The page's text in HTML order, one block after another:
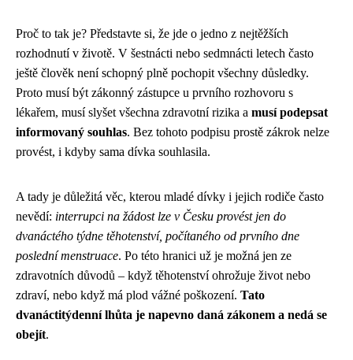
Proč to tak je? Představte si, že jde o jedno z nejtěžších
rozhodnutí v životě. V šestnácti nebo sedmnácti letech často
ještě člověk není schopný plně pochopit všechny důsledky.
Proto musí být zákonný zástupce u prvního rozhovoru s
lékařem, musí slyšet všechna zdravotní rizika a musí podepsat
informovaný souhlas. Bez tohoto podpisu prostě zákrok nelze
provést, i kdyby sama dívka souhlasila.
A tady je důležitá věc, kterou mladé dívky i jejich rodiče často
nevědí: interrupci na žádost lze v Česku provést jen do
dvanáctého týdne těhotenství, počítaného od prvního dne
poslední menstruace. Po této hranici už je možná jen ze
zdravotních důvodů – když těhotenství ohrožuje život nebo
zdraví, nebo když má plod vážné poškození. Tato
dvanáctitýdenní lhůta je napevno daná zákonem a nedá se
obejít.